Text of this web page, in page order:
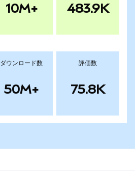
10M+ 483.9K
ダウンロード数
50M+
評価数
75.8K